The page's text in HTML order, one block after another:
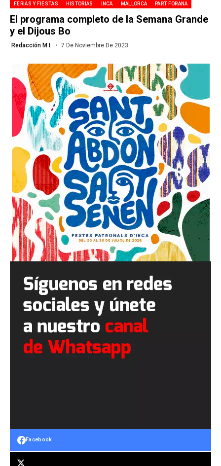
FERIAS Y FIESTAS HISTORIAS INCA MALLORCA PART FORANA
El programa completo de la Semana Grande
y el Dijous Bo
Redacción M.I. 7 De Noviembre De 2023
Facebook